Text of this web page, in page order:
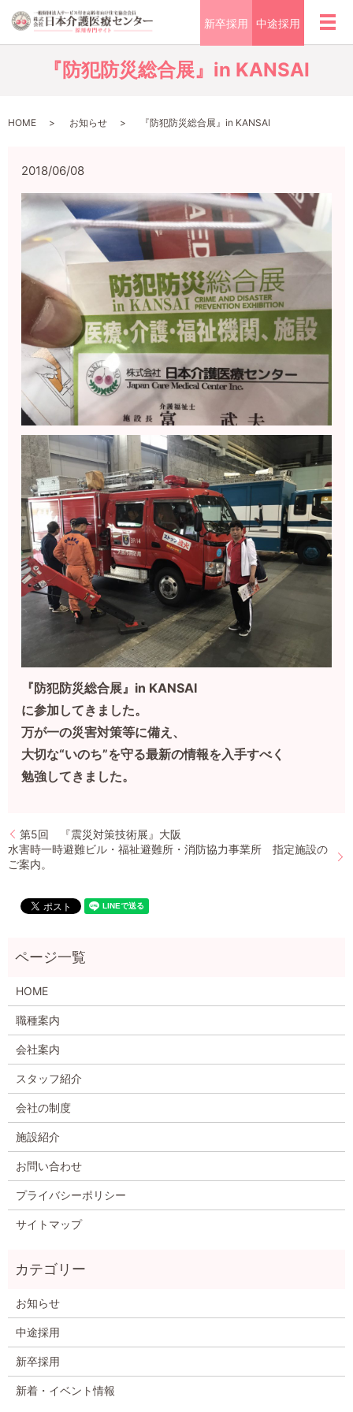
新卒採用 中途採用 メ
『防犯防災総合展』in KANSAI
HOME お知らせ 『防犯防災総合展』in KANSAI
2018/06/08
『防犯防災総合展』in KANSAI
に参加してきました。
万が一の災害対策等に備え、
大切な“いのち”を守る最新の情報を入手すべく
勉強してきました。
第5回 『震災対策技術展』大阪
水害時一時避難ビル・福祉避難所・消防協力事業所 指定施設の
ご案内。
HOME
職種案内
会社案内
スタッフ紹介
会社の制度
施設紹介
お問い合わせ
プライバシーポリシー
サイトマップ
お知らせ
中途採用
新卒採用
新着・イベント情報